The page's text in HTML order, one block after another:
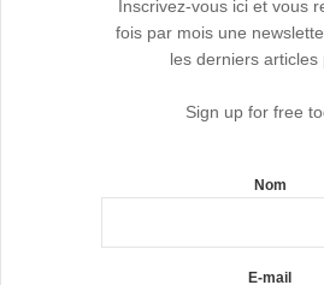
Inscrivez-vous ici et vous
fois par mois une
les derniers articles
Sign up for free
Nom
E-mail